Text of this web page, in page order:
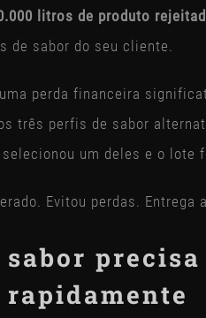
litros de produto
de sabor do seu cliente.
perda financeira
três perfis de sabor
um deles e o lote
Evitou perdas. Entrega
sabor